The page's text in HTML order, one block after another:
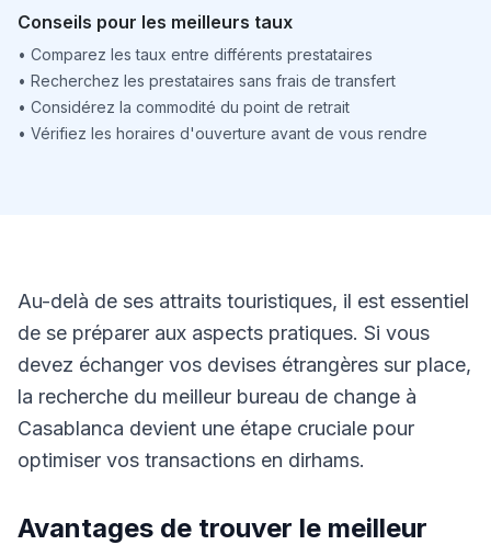
Conseils pour les meilleurs taux
• Comparez les taux entre différents prestataires
• Recherchez les prestataires sans frais de transfert
• Considérez la commodité du point de retrait
• Vérifiez les horaires d'ouverture avant de vous rendre
Au-delà de ses attraits touristiques, il est essentiel
de se préparer aux aspects pratiques. Si vous
devez échanger vos devises étrangères sur place,
la recherche du meilleur bureau de change à
Casablanca devient une étape cruciale pour
optimiser vos transactions en dirhams.
Avantages de trouver le meilleur